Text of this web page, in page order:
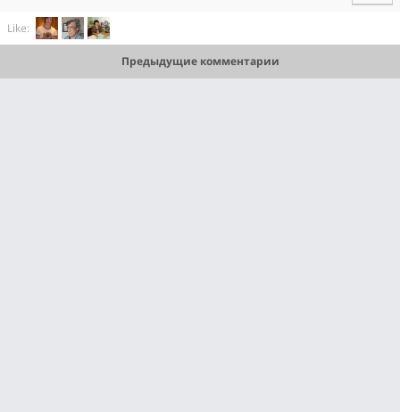
Like:
Предыдущие комментарии